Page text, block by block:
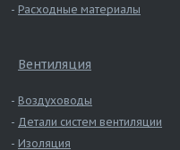
Расходные материалы
Вентиляция
Воздуховоды
Детали систем вентиляции
Изоляция